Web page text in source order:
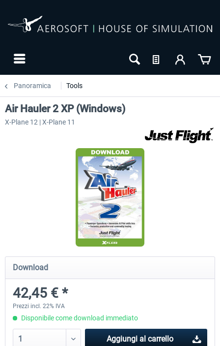
Panoramica Tools
Traffic Global for X-Plane 12/11 (Mac)
45,70 € *
NUOVO
FSDG - Flight Suite Pro
Air Hauler 2 XP (Windows)
X-Plane 12 | X-Plane 11
Download
42,45 € *
Prezzi incl. 22% IVA
Disponibile come download immediato
Aggiungi al carrello